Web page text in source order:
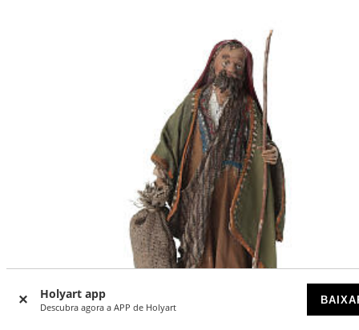
Holyart app
Descubra agora a APP de Holyart